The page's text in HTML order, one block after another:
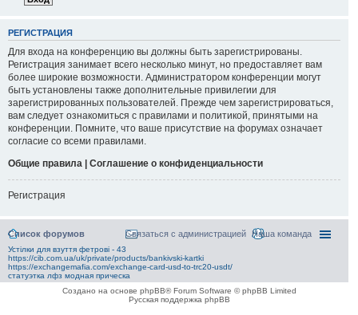
РЕГИСТРАЦИЯ
Для входа на конференцию вы должны быть зарегистрированы.
Регистрация занимает всего несколько минут, но предоставляет вам
более широкие возможности. Администратором конференции могут
быть установлены также дополнительные привилегии для
зарегистрированных пользователей. Прежде чем зарегистрироваться,
вам следует ознакомиться с правилами и политикой, принятыми на
конференции. Помните, что ваше присутствие на форумах означает
согласие со всеми правилами.
Общие правила | Соглашение о конфиденциальности
Регистрация
Список форумов Наша команда
Связаться с администрацией
Устілки для взуття фетрові - 43
https://cib.com.ua/uk/private/products/bankivski-kartki
https://exchangemafia.com/exchange-card-usd-to-trc20-usdt/
статуэтка лфз модная прическа
Создано на основе phpBB® Forum Software © phpBB Limited
Русская поддержка phpBB